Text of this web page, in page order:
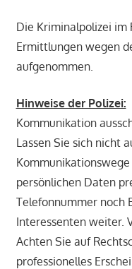
Die Kriminalpolizei im
Ermittlungen wegen
aufgenommen.
Hinweise der Polizei:
Kommunikation
Lassen Sie sich nicht
persönlichen Daten
Telefonnummer noch
Interessenten weiter.
Achten Sie auf
professionelles